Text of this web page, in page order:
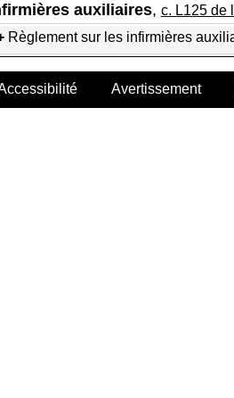
auxiliaires, c. L125 de
Règlement sur les infirmières
Avertissement